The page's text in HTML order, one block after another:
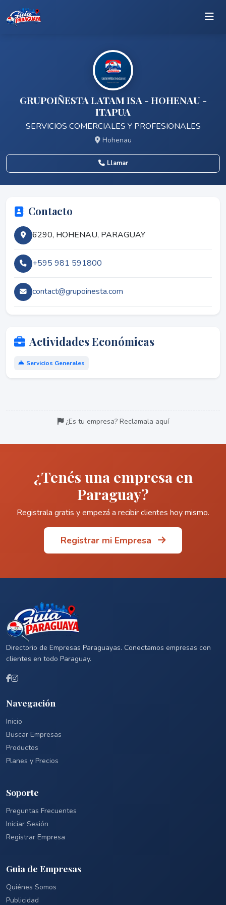
GRUPOIÑESTA LATAM ISA - HOHENAU -
ITAPUA
SERVICIOS COMERCIALES Y PROFESIONALES
Hohenau
Llamar
Contacto
6290, HOHENAU, PARAGUAY
+595 981 591800
contact@grupoinesta.com
Actividades Económicas
Servicios Generales
¿Es tu empresa? Reclamala aquí
¿Tenés una empresa en
Paraguay?
Registrala gratis y empezá a recibir clientes hoy mismo.
Registrar mi Empresa
Directorio de Empresas Paraguayas. Conectamos empresas con
clientes en todo Paraguay.
Navegación
Inicio
Buscar Empresas
Productos
Planes y Precios
Soporte
Preguntas Frecuentes
Iniciar Sesión
Registrar Empresa
Guia de Empresas
Quiénes Somos
Publicidad